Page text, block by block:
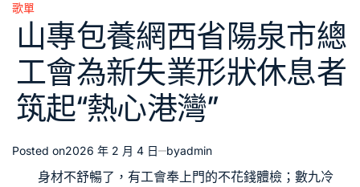
Posted
in
歌單
山專包養網西省陽泉市總
工會為新失業形狀休息者
筑起“熱心港灣”
Posted on2026 年 2 月 4 日 byadmin
身材不舒暢了，有工會奉上門的不花錢體檢；數九冷